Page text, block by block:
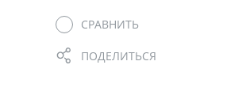
СРАВНИТЬ
ПОДЕЛИТЬСЯ